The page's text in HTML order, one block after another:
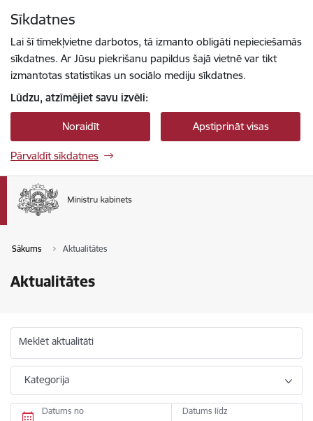
Sīkdatnes
Lai šī tīmekļvietne darbotos, tā izmanto obligāti nepieciešamās
sīkdatnes. Ar Jūsu piekrišanu papildus šajā vietnē var tikt
izmantotas statistikas un sociālo mediju sīkdatnes.
Lūdzu, atzīmējiet savu izvēli:
Noraidīt Apstiprināt visas
Pārvaldīt sīkdatnes
Sākums Aktualitātes
Aktualitātes
Meklēt aktualitāti
Kategorija
Datums no Datums līdz